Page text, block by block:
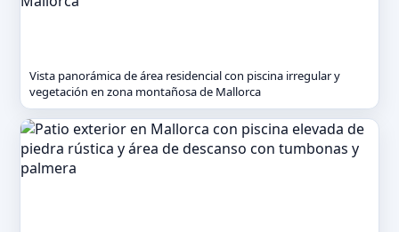
Vista panorámica de área residencial con piscina irregular y
vegetación en zona montañosa de Mallorca